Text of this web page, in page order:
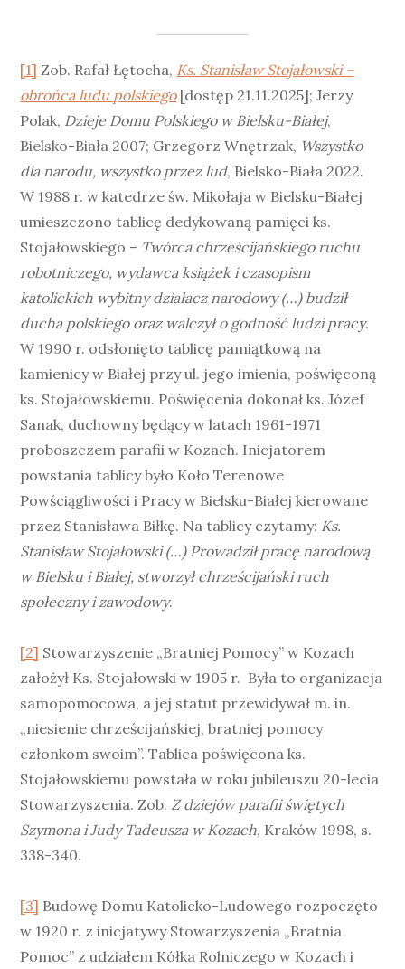
[1] Zob. Rafał Łętocha, Ks. Stanisław Stojałowski –
obrońca ludu polskiego[dostęp 21.11.2025]; Jerzy
Polak, Dzieje Domu Polskiego w Bielsku-Białej,
Bielsko-Biała 2007; Grzegorz Wnętrzak, Wszystko
dla narodu, wszystko przez lud, Bielsko-Biała 2022.
W 1988 r. w katedrze św. Mikołaja w Bielsku-Białej
umieszczono tablicę dedykowaną pamięci ks.
Stojałowskiego – Twórca chrześcijańskiego ruchu
robotniczego, wydawca książek i czasopism
katolickich wybitny działacz narodowy (…) budził
ducha polskiego oraz walczył o godność ludzi pracy.
W 1990 r. odsłonięto tablicę pamiątkową na
kamienicy w Białej przy ul. jego imienia, poświęconą
ks. Stojałowskiemu. Poświęcenia dokonał ks. Józef
Sanak, duchowny będący w latach 1961-1971
proboszczem parafii w Kozach. Inicjatorem
powstania tablicy było Koło Terenowe
Powściągliwości i Pracy w Bielsku-Białej kierowane
przez Stanisława Biłkę. Na tablicy czytamy: Ks.
Stanisław Stojałowski (…) Prowadził pracę narodową
w Bielsku i Białej, stworzył chrześcijański ruch
społeczny i zawodowy.
[2] Stowarzyszenie „Bratniej Pomocy” w Kozach
założył Ks. Stojałowski w 1905 r. Była to organizacja
samopomocowa, a jej statut przewidywał m. in.
„niesienie chrześcijańskiej, bratniej pomocy
członkom swoim”. Tablica poświęcona ks.
Stojałowskiemu powstała w roku jubileuszu 20-lecia
Stowarzyszenia. Zob.Z dziejów parafii świętych
Szymona i Judy Tadeusza w Kozach, Kraków 1998, s.
338-340.
[3] Budowę Domu Katolicko-Ludowego rozpoczęto
w 1920 r. z inicjatywy Stowarzyszenia „Bratnia
Pomoc” z udziałem Kółka Rolniczego w Kozach i